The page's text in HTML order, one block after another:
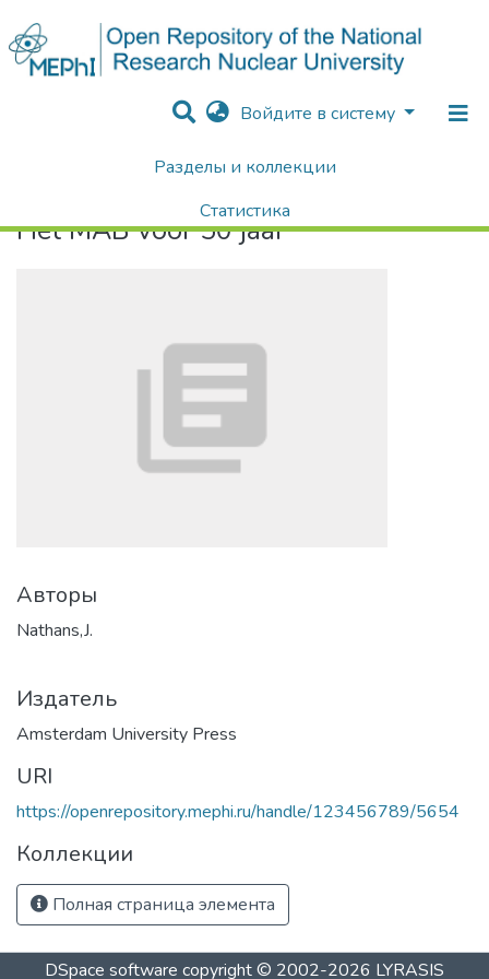
Войдите в систему
Разделы и коллекции
Статистика
Het MAB vóór 50 jaar
Het MAB vóór 50 jaar
Авторы
Nathans,J.
Издатель
Amsterdam University Press
URI
https://openrepository.mephi.ru/handle/123456789/5654
Коллекции
Полная страница элемента
DSpace software copyright © 2002-2026 LYRASIS